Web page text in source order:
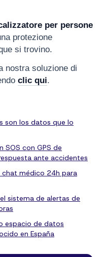
per persone
protezione
si trovino.
nostra soluzione di
clic qui.
son los datos que lo
SOS con GPS de
ante accidentes
chat médico 24h para
sistema de alertas de
espacio de datos
en España